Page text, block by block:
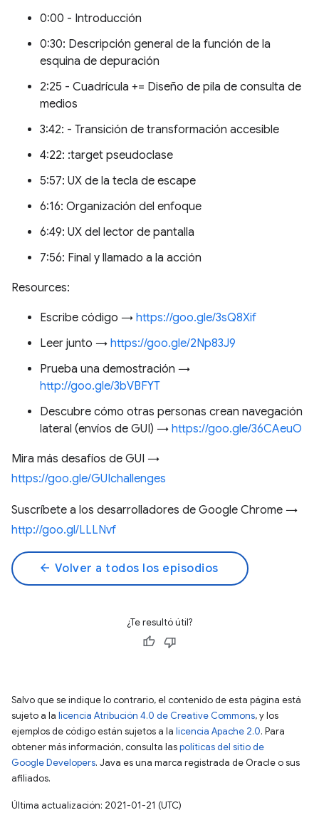
0:00 - Introducción
0:30: Descripción general de la función de la
esquina de depuración
2:25 - Cuadrícula += Diseño de pila de consulta de
medios
3:42: - Transición de transformación accesible
4:22: :target pseudoclase
5:57: UX de la tecla de escape
6:16: Organización del enfoque
6:49: UX del lector de pantalla
7:56: Final y llamado a la acción
Resources:
Escribe código → https://goo.gle/3sQ8Xif
Leer junto → https://goo.gle/2Np83J9
Prueba una demostración →
http://goo.gle/3bVBFYT
Descubre cómo otras personas crean navegación
lateral (envíos de GUI) → https://goo.gle/36CAeuO
Mira más desafíos de GUI →
https://goo.gle/GUIchallenges
Suscríbete a los desarrolladores de Google Chrome →
http://goo.gl/LLLNvf
arrow_back Volver a todos los episodios
¿Te resultó útil?
Salvo que se indique lo contrario, el contenido de esta página está
sujeto a la licencia Atribución 4.0 de Creative Commons, y los
ejemplos de código están sujetos a la licencia Apache 2.0. Para
obtener más información, consulta laspolíticas del sitio de
Google Developers. Java es una marca registrada de Oracle o sus
afiliados.
Última actualización: 2021-01-21 (UTC)